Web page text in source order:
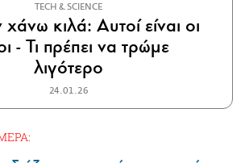
ΤECH & SCIENCE
χάνω κιλά: Αυτοί είναι οι
- Τι πρέπει να τρώμε
λιγότερο
24.01.26